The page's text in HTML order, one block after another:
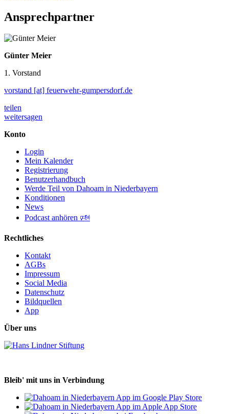
Ansprechpartner
Günter Meier
1. Vorstand
vorstand [at] feuerwehr-gumpersdorf.de
teilen
weitersagen
Konto
Login
Mein Kalender
Registrierung
Benutzerhandbuch
Werde Teil von Dahoam in Niederbayern
Konditionen
News
Podcast anhören 🕬
Rechtliches
Kontakt
AGBs
Impressum
Social Media
Datenschutz
Bildquellen
App
Über uns
Bleib' mit uns in Verbindung